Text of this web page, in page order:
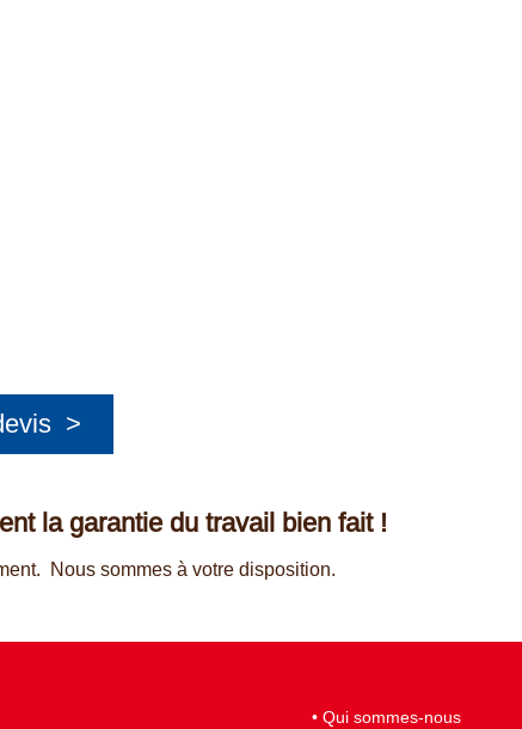
>
la garantie du travail bien fait !
Nous sommes à votre disposition.
• Qui sommes-nous